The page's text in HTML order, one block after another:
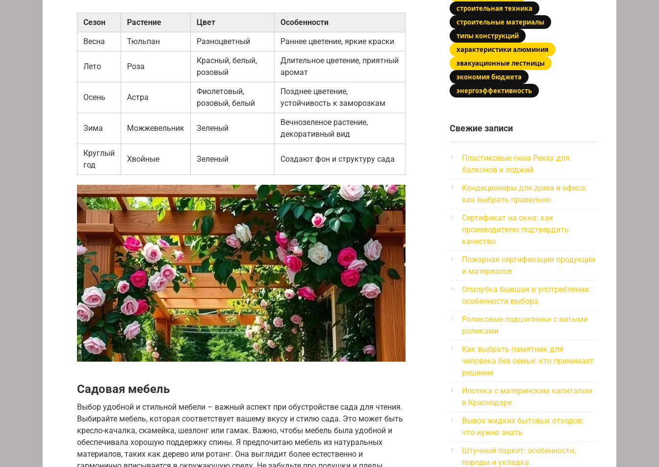
Сезон Растение Цвет Особенности
Весна Тюльпан Разноцветный Раннее цветение, яркие краски
Лето Роза
Красный, белый,
розовый
Длительное цветение, приятный
аромат
Осень Астра
Фиолетовый,
розовый, белый
Позднее цветение,
устойчивость к заморозкам
Зима Можжевельник Зеленый
Вечнозеленое растение,
декоративный вид
Круглый
год
Хвойные Зеленый Создают фон и структуру сада
Садовая мебель
Выбор удобной и стильной мебели – важный аспект при обустройстве сада для чтения.
Выбирайте мебель, которая соответствует вашему вкусу и стилю сада. Это может быть
кресло-качалка, скамейка, шезлонг или гамак. Важно, чтобы мебель была удобной и
обеспечивала хорошую поддержку спины. Я предпочитаю мебель из натуральных
материалов, таких как дерево или ротанг. Она выглядит более естественно и
строительная техника
строительные материалы
типы конструкций
характеристики алюминия
эвакуационные лестницы
экономия бюджета
энергоэффективность
Свежие записи
Пластиковые окна Рехау для
балконов и лоджий
Кондиционеры для дома и офиса:
как выбрать правильно
Сертификат на окна: как
производителю подтвердить
качество
Пожарная сертификация продукции
и материалов
Опалубка бывшая в употреблении:
особенности выбора
Роликовые подшипники с витыми
роликами
Как выбрать памятник для
человека без семьи: кто принимает
решение
Ипотека с материнским капиталом
в Краснодаре
Вывоз жидких бытовых отходов:
что нужно знать
Штучный паркет: особенности,
породы и укладка